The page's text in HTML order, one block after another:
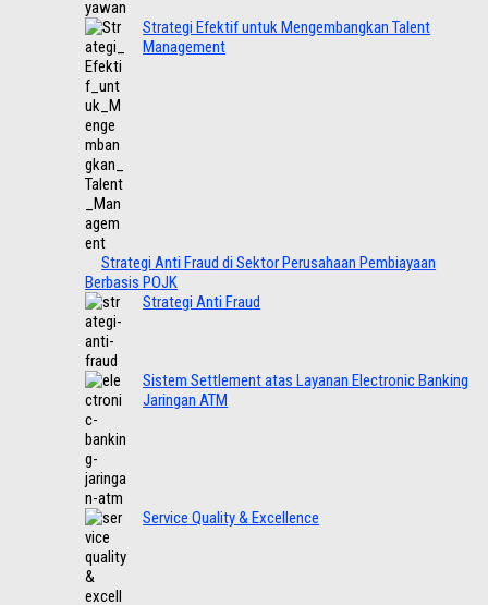
Strategi Efektif untuk Mengembangkan Talent
Management
Strategi Anti Fraud di Sektor Perusahaan Pembiayaan
Berbasis POJK
Strategi Anti Fraud
Sistem Settlement atas Layanan Electronic Banking
Jaringan ATM
Service Quality & Excellence